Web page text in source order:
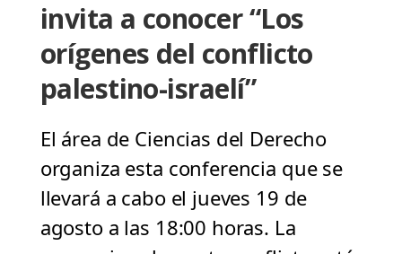
invita a conocer “Los
orígenes del conflicto
palestino-israelí”
El área de Ciencias del Derecho
organiza esta conferencia que se
llevará a cabo el jueves 19 de
agosto a las 18:00 horas. La